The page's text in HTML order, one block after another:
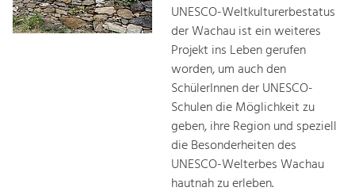
UNESCO-Weltkulturerbestatus
der Wachau ist ein weiteres
Projekt ins Leben gerufen
worden, um auch den
SchülerInnen der UNESCO-
Schulen die Möglichkeit zu
geben, ihre Region und speziell
die Besonderheiten des
UNESCO-Welterbes Wachau
hautnah zu erleben.